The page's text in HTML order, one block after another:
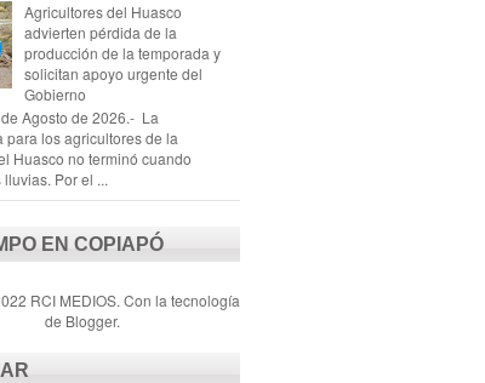
Agricultores del Huasco
advierten pérdida de la
producción de la temporada y
solicitan apoyo urgente del
Gobierno
Agosto de 2026.- La
para los agricultores de la
Huasco no terminó cuando
Por el ...
EN COPIAPÓ
RCI MEDIOS. Con la tecnología
de Blogger.